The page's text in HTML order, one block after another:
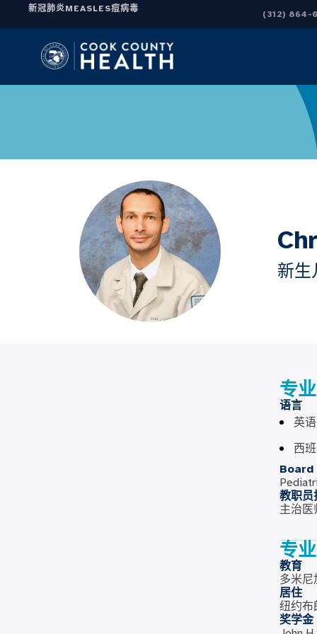
新冠肺炎MEASLES痘病毒
(312) 864-
新生
专
语言
英语
西
教职员
主治医
专
教育
多米尼
居住
纽约布
奖学金